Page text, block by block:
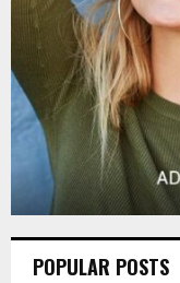
POPULAR POSTS